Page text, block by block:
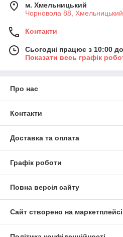
м. Хмельницький
Чорновола 88,
Контакти
Сьогодні працює з 10:00
Показати весь графік
Про нас
Контакти
Доставка та оплата
Графік роботи
Повна версія сайту
Сайт створено на маркетплейсі